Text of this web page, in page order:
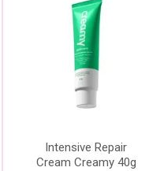
Intensive Repair
Cream Creamy 40g